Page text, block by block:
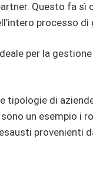
Questo fa
processo
per la
tipologie di
un esempio
provenienti